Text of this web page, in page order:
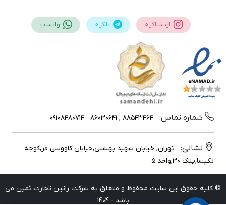
اینستاگرام تلگرام واتساپ
شماره تماس: 88543464 , 86030641
09108480714
نشانی:
تهران, خیابان شهید بهشتی,خیابان کاووسی فر,کوچه
نکیسا,پلاک 30,واحد 5
© کلیه حقوق این سایت محفوظ و متعلق به شرکت راتین تجارت ثمین می
باشد - 1404